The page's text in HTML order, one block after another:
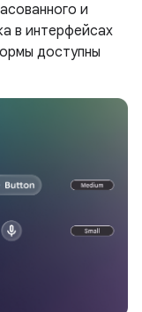
и
в интерфейсах
доступны